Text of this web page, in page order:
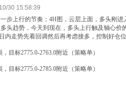
30 15:58:39
步上行的节奏；4H图，云层上面，多头刚
头趋势，今天到现在，多头上行触及轴心价
走势先看回调然后再考虑接多，控制好仓位
目标2775.0-2763.0附近（策略单）
目标2775.0-2785.0附近（策略单）